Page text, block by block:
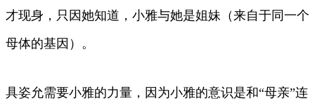
才现身，只因她知道，小雅与她是姐妹（来自于同一个
母体的基因）。
具姿允需要小雅的力量，因为小雅的意识是和“母亲”连